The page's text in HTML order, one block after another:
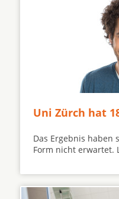
Uni Zürch hat
Das Ergebnis haben
Form nicht erwartet.